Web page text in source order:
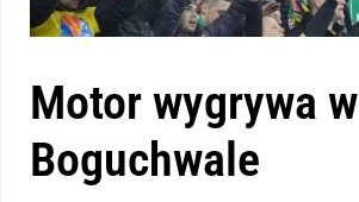
Motor wygrywa w
Boguchwale